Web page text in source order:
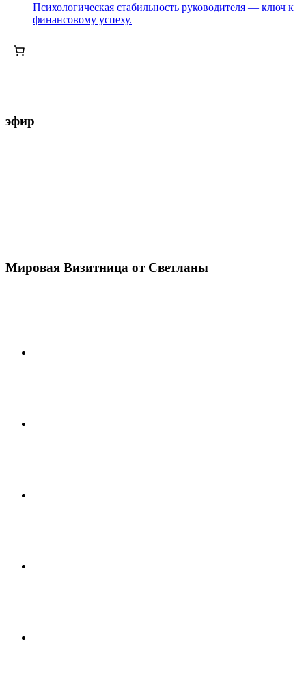
Психологическая стабильность руководителя — ключ к
финансовому успеху.
эфир
Мировая Визитница от Светланы